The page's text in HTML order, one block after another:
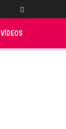
VÍDEOS